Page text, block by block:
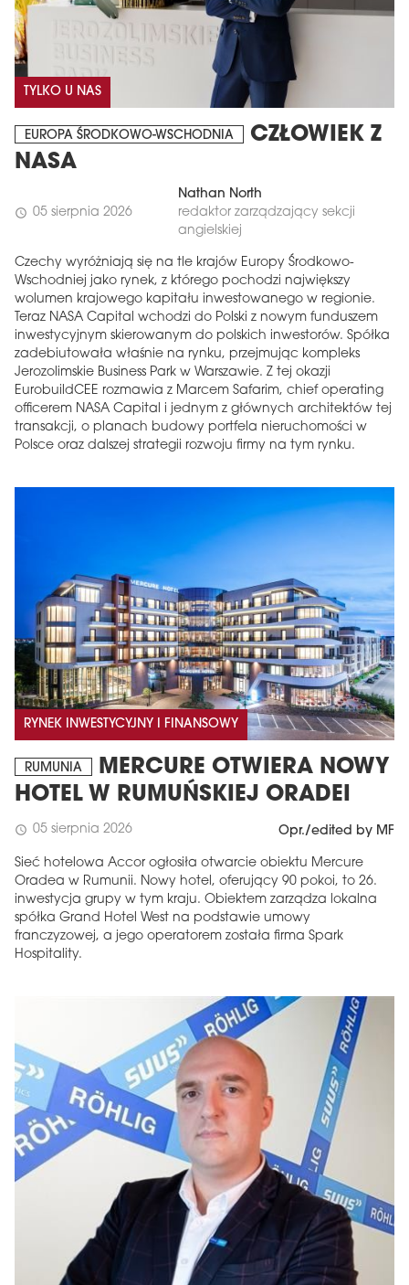
TYLKO U NAS
EUROPA ŚRODKOWO-WSCHODNIA
CZŁOWIEK Z
NASA
schedule 05 sierpnia 2026
Nathan North
redaktor zarządzający sekcji
angielskiej
Czechy wyróżniają się na tle krajów Europy Środkowo-
Wschodniej jako rynek, z którego pochodzi największy
wolumen krajowego kapitału inwestowanego w regionie.
Teraz NASA Capital wchodzi do Polski z nowym funduszem
inwestycyjnym skierowanym do polskich inwestorów. Spółka
zadebiutowała właśnie na rynku, przejmując kompleks
Jerozolimskie Business Park w Warszawie. Z tej okazji
EurobuildCEE rozmawia z Marcem Safarim, chief operating
officerem NASA Capital i jednym z głównych architektów tej
transakcji, o planach budowy portfela nieruchomości w
Polsce oraz dalszej strategii rozwoju firmy na tym rynku.
RYNEK INWESTYCYJNY I FINANSOWY
RUMUNIA
MERCURE OTWIERA NOWY
HOTEL W RUMUŃSKIEJ ORADEI
schedule 05 sierpnia 2026 Opr./edited by MF
Sieć hotelowa Accor ogłosiła otwarcie obiektu Mercure
Oradea w Rumunii. Nowy hotel, oferujący 90 pokoi, to 26.
inwestycja grupy w tym kraju. Obiektem zarządza lokalna
spółka Grand Hotel West na podstawie umowy
franczyzowej, a jego operatorem została firma Spark
Hospitality.